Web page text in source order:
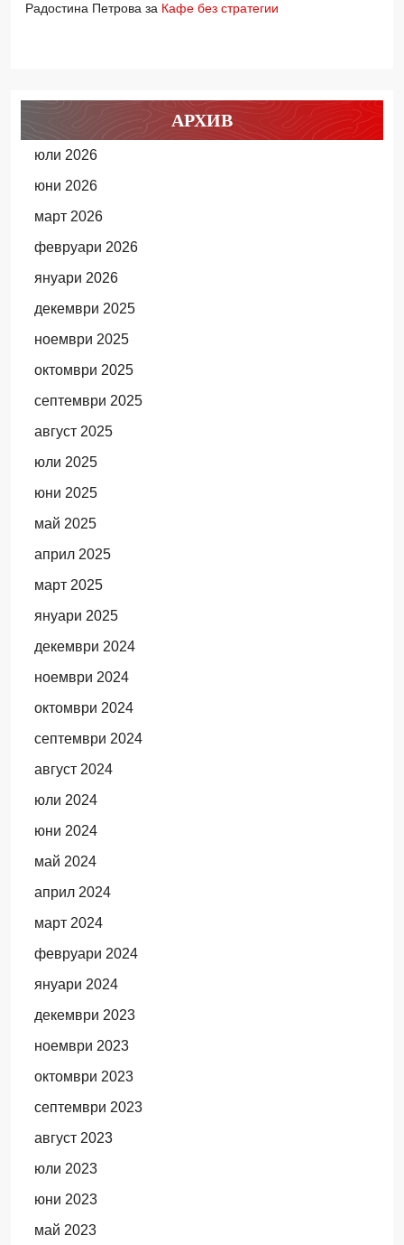
Радостина Петрова за Кафе без стратегии
АРХИВ
юли 2026
юни 2026
март 2026
февруари 2026
януари 2026
декември 2025
ноември 2025
октомври 2025
септември 2025
август 2025
юли 2025
юни 2025
май 2025
април 2025
март 2025
януари 2025
декември 2024
ноември 2024
октомври 2024
септември 2024
август 2024
юли 2024
юни 2024
май 2024
април 2024
март 2024
февруари 2024
януари 2024
декември 2023
ноември 2023
октомври 2023
септември 2023
август 2023
юли 2023
юни 2023
май 2023